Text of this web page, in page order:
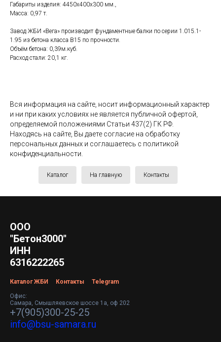
Габариты изделия: 4450x400x300 мм.,
Масса: 0,97 т.
Завод ЖБИ «Вега» производит фундаментные балки по серии 1.015.1-
1.95 из бетона класса B15 по прочности.
Объём бетона: 0,39м.куб.
Расход стали: 20,1 кг.
Вся информация на сайте, носит информационный характер
и ни при каких условиях не является публичной офертой,
определяемой положениями Статьи 437(2) ГК РФ.
Находясь на сайте, Вы даете согласие на обработку
персональных данных и соглашаетесь c политикой
конфиденциальности.
Каталог На главную Контакты
ООО
"Бетон3000"
ИНН
6316222265
Каталог ЖБИ Контакты Telegram
Офис:
Самара, Смышляевское шоссе 1а, оф 202
+7(905)300-25-25
info@bsu-samara.ru